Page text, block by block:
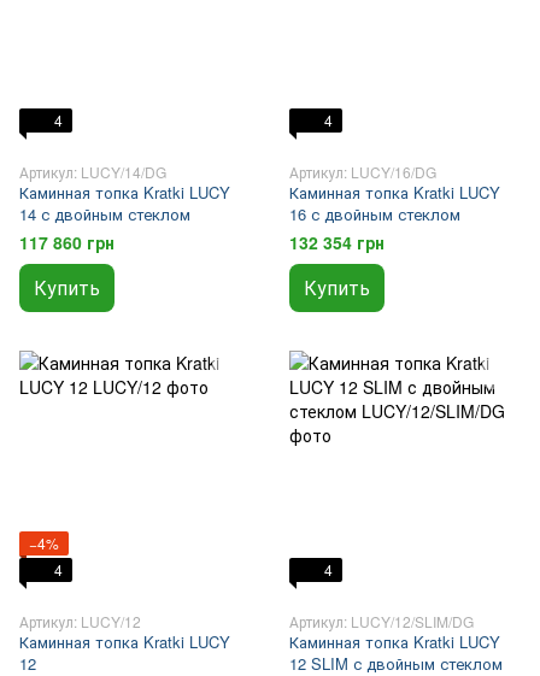
4
Артикул: LUCY/14/DG
Каминная топка Kratki LUCY
14 с двойным стеклом
117 860 грн
Купить
4
Артикул: LUCY/16/DG
Каминная топка Kratki LUCY
16 с двойным стеклом
132 354 грн
Купить
−4%
4
Артикул: LUCY/12
Каминная топка Kratki LUCY
12
4
Артикул: LUCY/12/SLIM/DG
Каминная топка Kratki LUCY
12 SLIM с двойным стеклом